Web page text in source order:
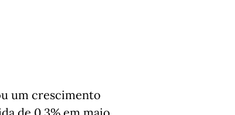
um crescimento